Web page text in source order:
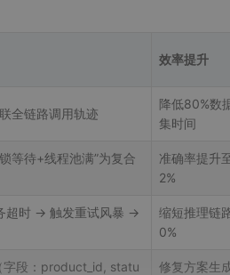
效率提升
全链路调用轨迹
降低80%数
集时间
等待+线程池满”为复合
准确率提升
2%
超时 → 触发重试风暴 →
缩短推理链
0%
字段：product_id, statu
修复方案生